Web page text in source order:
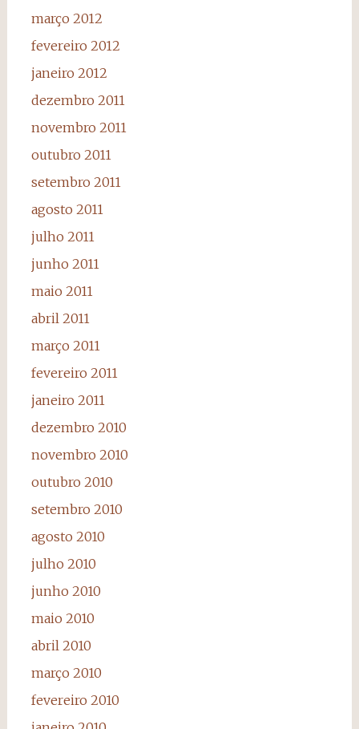
março 2012
fevereiro 2012
janeiro 2012
dezembro 2011
novembro 2011
outubro 2011
setembro 2011
agosto 2011
julho 2011
junho 2011
maio 2011
abril 2011
março 2011
fevereiro 2011
janeiro 2011
dezembro 2010
novembro 2010
outubro 2010
setembro 2010
agosto 2010
julho 2010
junho 2010
maio 2010
abril 2010
março 2010
fevereiro 2010